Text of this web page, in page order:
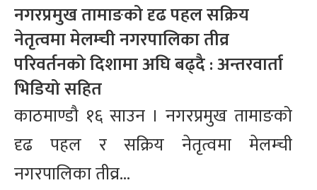
नगरप्रमुख तामाङको दृढ पहल सक्रिय
नेतृत्वमा मेलम्ची नगरपालिका तीव्र
परिवर्तनको दिशामा अघि बढ्दै : अन्तरवार्ता
भिडियो सहित
काठमाण्डौ १६ साउन । नगरप्रमुख तामाङको
दृढ पहल र सक्रिय नेतृत्वमा मेलम्ची
नगरपालिका तीव्र...